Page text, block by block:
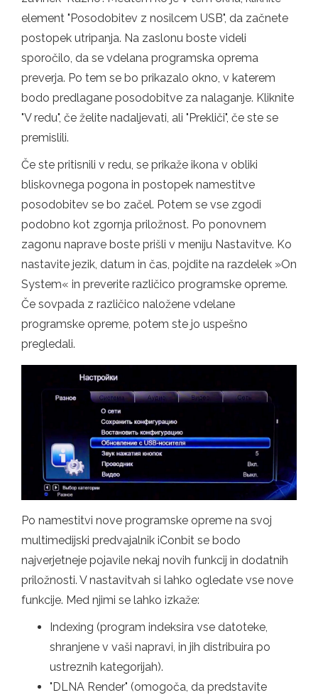
element "Posodobitev z nosilcem USB", da začnete
postopek utripanja. Na zaslonu boste videli
sporočilo, da se vdelana programska oprema
preverja. Po tem se bo prikazalo okno, v katerem
bodo predlagane posodobitve za nalaganje. Kliknite
"V redu", če želite nadaljevati, ali "Prekliči", če ste se
premislili.
Če ste pritisnili v redu, se prikaže ikona v obliki
bliskovnega pogona in postopek namestitve
posodobitev se bo začel. Potem se vse zgodi
podobno kot zgornja priložnost. Po ponovnem
zagonu naprave boste prišli v meniju Nastavitve. Ko
nastavite jezik, datum in čas, pojdite na razdelek »On
System« in preverite različico programske opreme.
Če sovpada z različico naložene vdelane
programske opreme, potem ste jo uspešno
pregledali.
Po namestitvi nove programske opreme na svoj
multimedijski predvajalnik iConbit se bodo
najverjetneje pojavile nekaj novih funkcij in dodatnih
priložnosti. V nastavitvah si lahko ogledate vse nove
funkcije. Med njimi se lahko izkaže:
Indexing (program indeksira vse datoteke,
shranjene v vaši napravi, in jih distribuira po
ustreznih kategorijah).
"DLNA Render" (omogoča, da predstavite